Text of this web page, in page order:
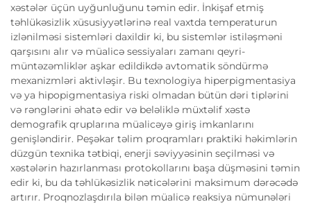
xəstələr üçün uyğunluğunu təmin edir. İnkişaf etmiş
təhlükəsizlik xüsusiyyətlərinə real vaxtda temperaturun
izlənilməsi sistemləri daxildir ki, bu sistemlər istiləşməni
qarşısını alır və müalicə sessiyaları zamanı qeyri-
müntəzəmliklər aşkar edildikdə avtomatik söndürmə
mexanizmləri aktivləşir. Bu texnologiya hiperpigmentasiya
və ya hipopigmentasiya riski olmadan bütün dəri tiplərini
və rənglərini əhatə edir və beləliklə müxtəlif xəstə
demografik qruplarına müalicəyə giriş imkanlarını
genişləndirir. Peşəkar təlim proqramları praktiki həkimlərin
düzgün texnika tətbiqi, enerji səviyyəsinin seçilməsi və
xəstələrin hazırlanması protokollarını başa düşməsini təmin
edir ki, bu da təhlükəsizlik nəticələrini maksimum dərəcədə
artırır. Proqnozlaşdırıla bilən müalicə reaksiya nümunələri